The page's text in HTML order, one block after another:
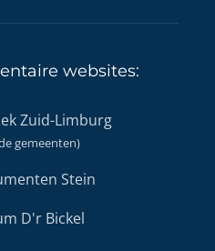
websites:
Zuid-Limburg
gemeenten)
Stein
D'r Bickel